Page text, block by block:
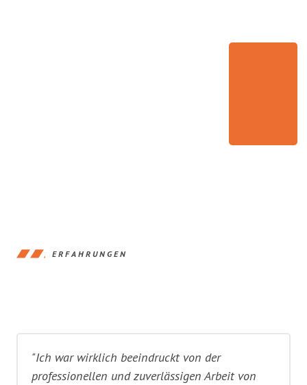
ERFAHRUNGEN
"Ich war wirklich beeindruckt von der
professionellen und zuverlässigen Arbeit von